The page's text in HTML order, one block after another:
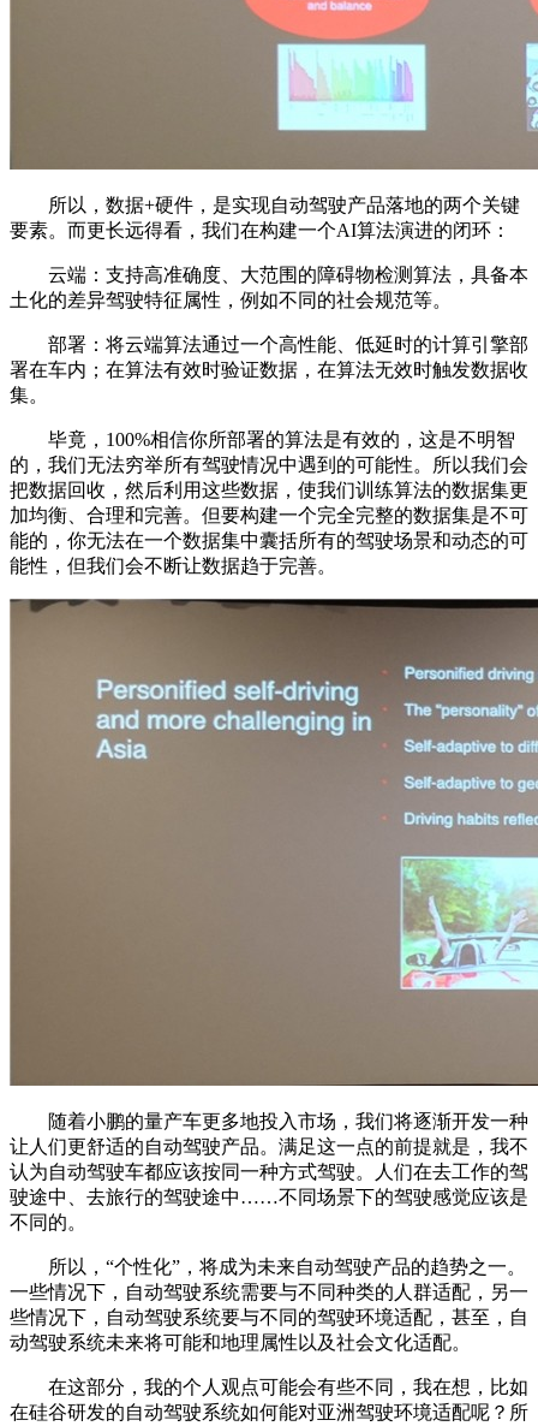
所以，数据+硬件，是实现自动驾驶产品落地的两个关键
要素。而更长远得看，我们在构建一个AI算法演进的闭环：
云端：支持高准确度、大范围的障碍物检测算法，具备本
土化的差异驾驶特征属性，例如不同的社会规范等。
部署：将云端算法通过一个高性能、低延时的计算引擎部
署在车内；在算法有效时验证数据，在算法无效时触发数据收
集。
毕竟，100%相信你所部署的算法是有效的，这是不明智
的，我们无法穷举所有驾驶情况中遇到的可能性。所以我们会
把数据回收，然后利用这些数据，使我们训练算法的数据集更
加均衡、合理和完善。但要构建一个完全完整的数据集是不可
能的，你无法在一个数据集中囊括所有的驾驶场景和动态的可
能性，但我们会不断让数据趋于完善。
随着小鹏的量产车更多地投入市场，我们将逐渐开发一种
让人们更舒适的自动驾驶产品。满足这一点的前提就是，我不
认为自动驾驶车都应该按同一种方式驾驶。人们在去工作的驾
驶途中、去旅行的驾驶途中……不同场景下的驾驶感觉应该是
不同的。
所以，“个性化”，将成为未来自动驾驶产品的趋势之一。
一些情况下，自动驾驶系统需要与不同种类的人群适配，另一
些情况下，自动驾驶系统要与不同的驾驶环境适配，甚至，自
动驾驶系统未来将可能和地理属性以及社会文化适配。
在这部分，我的个人观点可能会有些不同，我在想，比如
在硅谷研发的自动驾驶系统如何能对亚洲驾驶环境适配呢？所